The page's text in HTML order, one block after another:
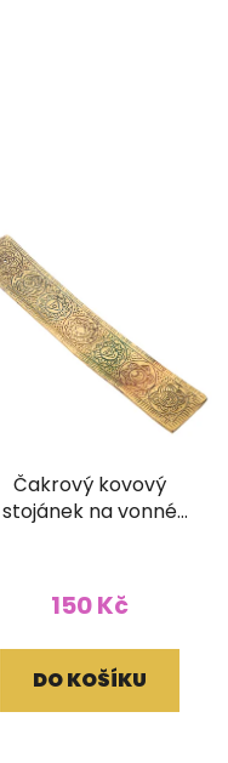
Čakrový kovový
stojánek na vonné
150 Kč
DO KOŠÍKU